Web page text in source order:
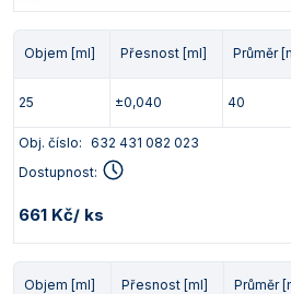
Objem [ml] Přesnost [ml] Průměr
25 ±0,040 40
Obj. číslo: 632 431 082 023
Dostupnost:
661 Kč/ ks
Objem [ml] Přesnost [ml] Průměr